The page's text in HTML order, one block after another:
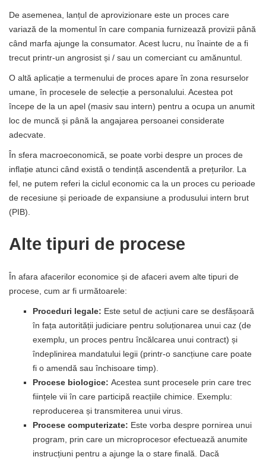
De asemenea, lanțul de aprovizionare este un proces care
variază de la momentul în care compania furnizează provizii până
când marfa ajunge la consumator. Acest lucru, nu înainte de a fi
trecut printr-un angrosist și / sau un comerciant cu amănuntul.
O altă aplicație a termenului de proces apare în zona resurselor
umane, în procesele de selecție a personalului. Acestea pot
începe de la un apel (masiv sau intern) pentru a ocupa un anumit
loc de muncă și până la angajarea persoanei considerate
adecvate.
În sfera macroeconomică, se poate vorbi despre un proces de
inflație atunci când există o tendință ascendentă a prețurilor. La
fel, ne putem referi la ciclul economic ca la un proces cu perioade
de recesiune și perioade de expansiune a produsului intern brut
(PIB).
Alte tipuri de procese
În afara afacerilor economice și de afaceri avem alte tipuri de
procese, cum ar fi următoarele:
Proceduri legale: Este setul de acțiuni care se desfășoară
în fața autorității judiciare pentru soluționarea unui caz (de
exemplu, un proces pentru încălcarea unui contract) și
îndeplinirea mandatului legii (printr-o sancțiune care poate
fi o amendă sau închisoare timp).
Procese biologice: Acestea sunt procesele prin care trec
ființele vii în care participă reacțiile chimice. Exemplu:
reproducerea și transmiterea unui virus.
Procese computerizate: Este vorba despre pornirea unui
program, prin care un microprocesor efectuează anumite
instrucțiuni pentru a ajunge la o stare finală. Dacă